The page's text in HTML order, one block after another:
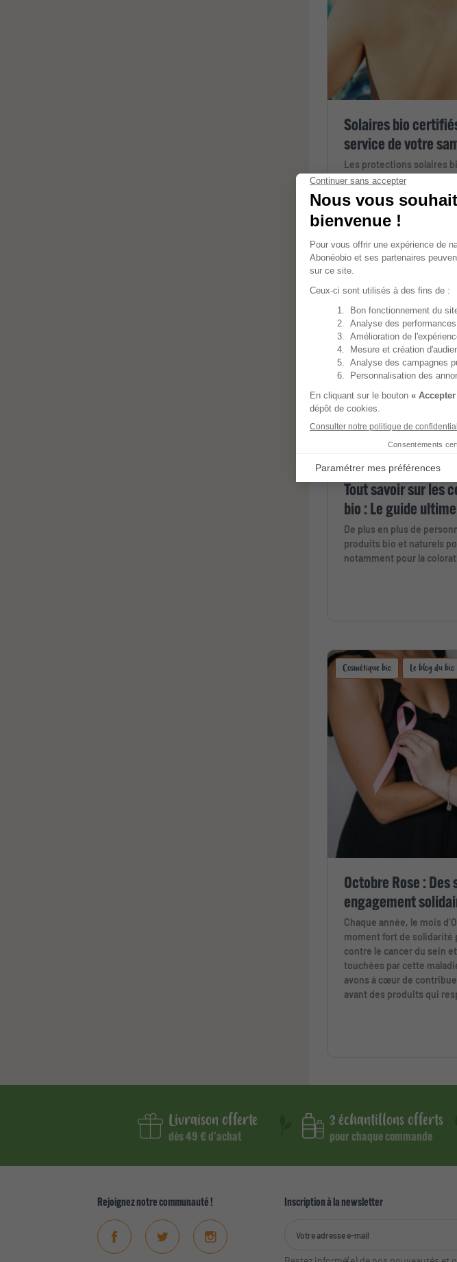
Solaires bio
service de votre
Les protections solaires
que les solaires
Cosmétique bio
Tout savoir sur les
bio : Le guide ultime
De plus en plus de
produits bio et naturels
notamment pour la
Cosmétique bio Le blog du bio
Octobre Rose :
engagement
Chaque année, le mois
moment fort de solidarité
contre le cancer du sein
touchées par cette
avons à cœur de
avant des produits qui
Livraison offerte
dès 49 € d’achat
3 échantillons offerts
pour chaque commande
Rejoignez notre communauté !
FacebookTwitter Instagram
Inscription à la newsletter